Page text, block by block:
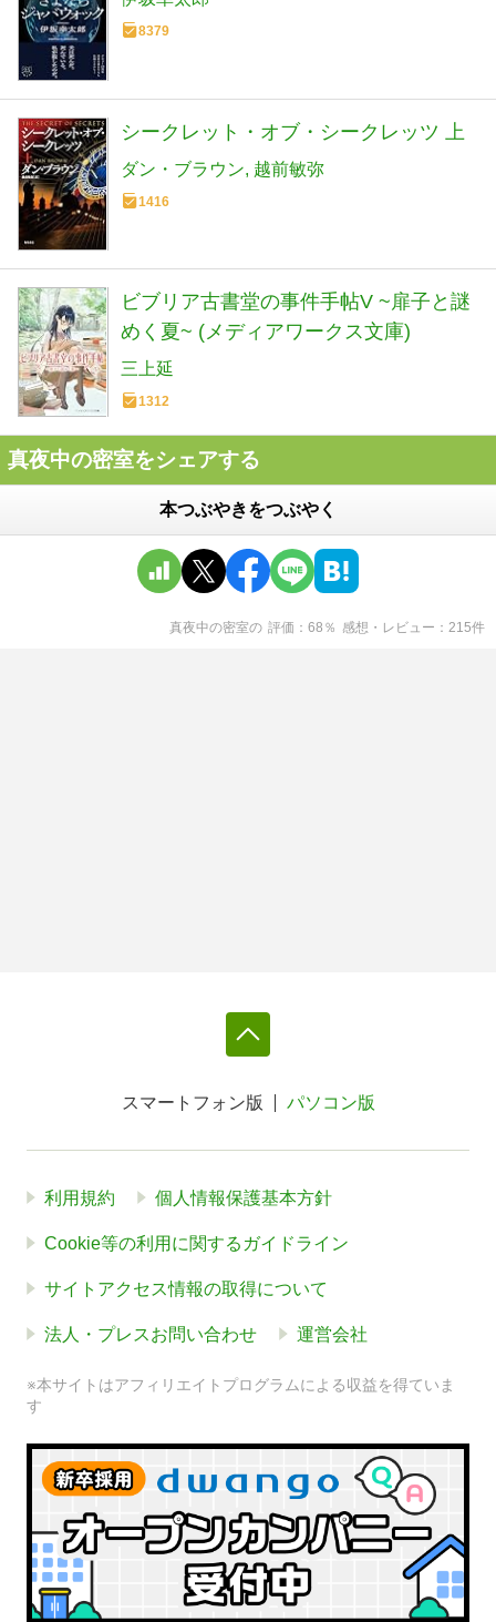
8379
シークレット・オブ・シークレッツ 上
ダン・ブラウン 越前敏弥
1416
ビブリア古書堂の事件手帖V ~扉子と謎
めく夏~ (メディアワークス文庫)
三上延
1312
真夜中の密室をシェアする
本つぶやきをつぶやく
真夜中の密室の 評価 68 ％ 感想・レビュー 215件
スマートフォン版 パソコン版
利用規約 個人情報保護基本方針
Cookie等の利用に関するガイドライン
サイトアクセス情報の取得について
法人・プレスお問い合わせ 運営会社
※本サイトはアフィリエイトプログラムによる収益を得ていま
す